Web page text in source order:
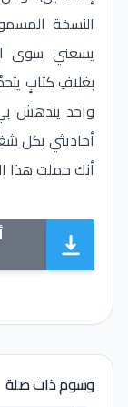
النسخة
يسعني سوى
بغلافِ كتابٍ
واحد يندهش
أحاديثي بكل
أنك حملت هذا
وسوم ذات صلة